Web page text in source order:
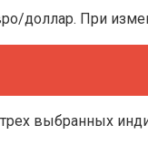
доллар. При